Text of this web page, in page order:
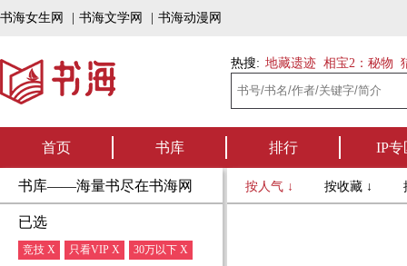
书海女生网 书海文学网 书海动漫网
热搜: 地藏遗迹 相宝2：秘物
首页 书库 排行 IP专
书库——海量书尽在书海网
已选
竞技 X 只看VIP X 30万以下 X
按人气 ↓ 按收藏 ↓